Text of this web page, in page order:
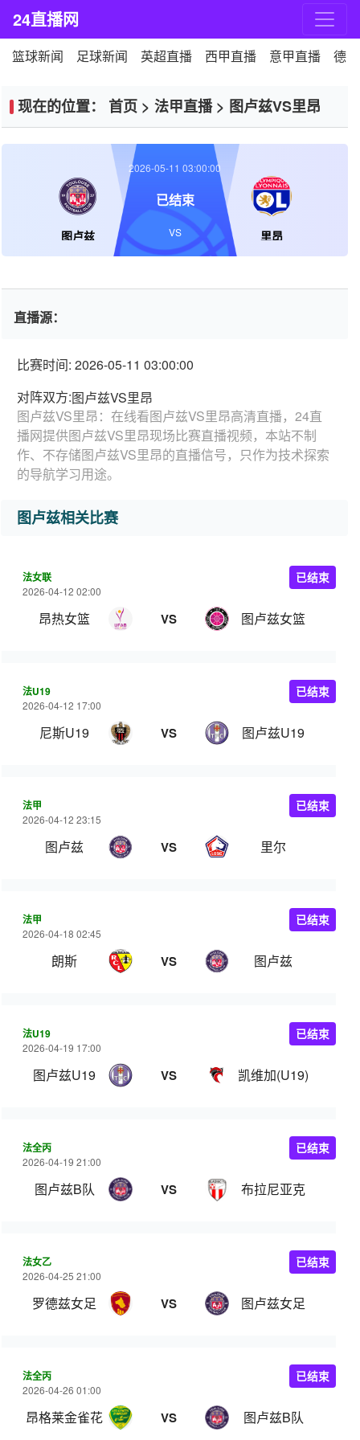
24直播网
篮球新闻 足球新闻 英超直播 西甲直播 意甲直播 德
现在的位置： 首页 > 法甲直播> 图卢兹VS里昂
图卢兹 里昂
2026-05-11 03:00:00
已结束
VS
直播源：
比赛时间: 2026-05-11 03:00:00
对阵双方:图卢兹VS里昂
图卢兹VS里昂：在线看图卢兹VS里昂高清直播，24直
播网提供图卢兹VS里昂现场比赛直播视频，本站不制
作、不存储图卢兹VS里昂的直播信号，只作为技术探索
的导航学习用途。
图卢兹相关比赛
法女联
2026-04-12 02:00
昂热女篮 VS 图卢兹女篮
已结束
法U19
2026-04-12 17:00
尼斯U19 VS 图卢兹U19
已结束
法甲
2026-04-12 23:15
图卢兹 VS 里尔
已结束
法甲
2026-04-18 02:45
朗斯 VS 图卢兹
已结束
法U19
2026-04-19 17:00
图卢兹U19 VS 凯维加(U19)
已结束
法全丙
2026-04-19 21:00
图卢兹B队 VS 布拉尼亚克
已结束
法女乙
2026-04-25 21:00
罗德兹女足 VS 图卢兹女足
已结束
法全丙
2026-04-26 01:00
昂格莱金雀花 VS 图卢兹B队
已结束